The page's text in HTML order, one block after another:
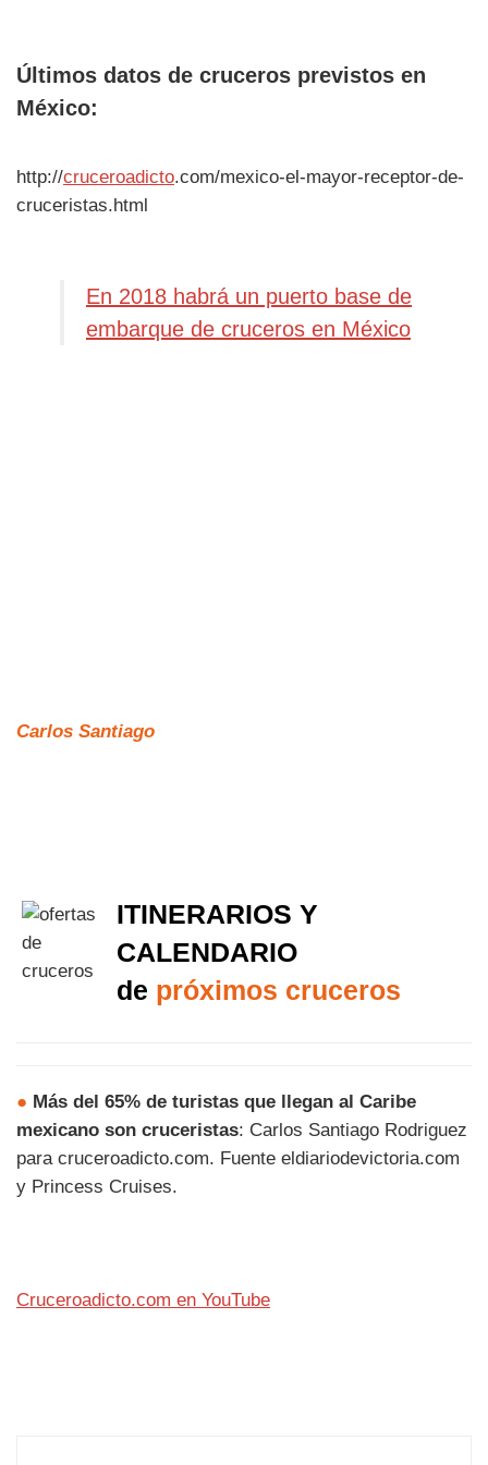
Últimos datos de cruceros previstos en
México:
http://cruceroadicto.com/mexico-el-mayor-receptor-de-
cruceristas.html
En 2018 habrá un puerto base de
embarque de cruceros en México
Carlos Santiago
ITINERARIOS Y
CALENDARIO
de próximos cruceros
● Más del 65% de turistas que llegan al Caribe
mexicano son cruceristas: Carlos Santiago Rodriguez
para cruceroadicto.com. Fuente eldiariodevictoria.com
y Princess Cruises.
Cruceroadicto.com en YouTube